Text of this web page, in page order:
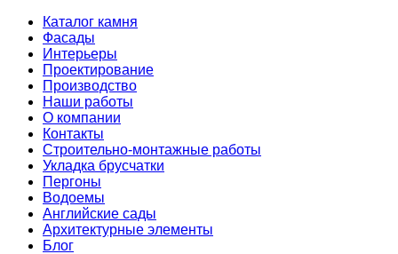
Каталог камня
Фасады
Интерьеры
Проектирование
Производство
Наши работы
О компании
Контакты
Строительно-монтажные работы
Укладка брусчатки
Пергоны
Водоемы
Английские сады
Архитектурные элементы
Блог